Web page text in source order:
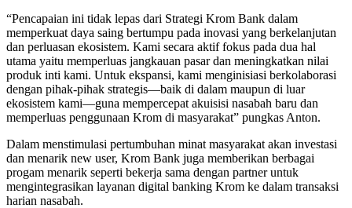
“Pencapaian ini tidak lepas dari Strategi Krom Bank dalam
memperkuat daya saing bertumpu pada inovasi yang berkelanjutan
dan perluasan ekosistem. Kami secara aktif fokus pada dua hal
utama yaitu memperluas jangkauan pasar dan meningkatkan nilai
produk inti kami. Untuk ekspansi, kami menginisiasi berkolaborasi
dengan pihak-pihak strategis—baik di dalam maupun di luar
ekosistem kami—guna mempercepat akuisisi nasabah baru dan
memperluas penggunaan Krom di masyarakat” pungkas Anton.
Dalam menstimulasi pertumbuhan minat masyarakat akan investasi
dan menarik new user, Krom Bank juga memberikan berbagai
progam menarik seperti bekerja sama dengan partner untuk
mengintegrasikan layanan digital banking Krom ke dalam transaksi
harian nasabah.